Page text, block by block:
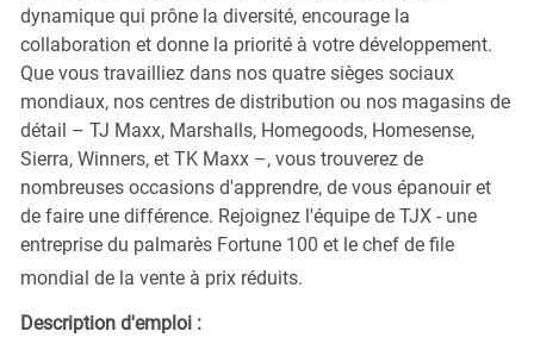
dynamique qui prône la diversité, encourage la
collaboration et donne la priorité à votre développement.
Que vous travailliez dans nos quatre sièges sociaux
mondiaux, nos centres de distribution ou nos magasins de
détail – TJ Maxx, Marshalls, Homegoods, Homesense,
Sierra, Winners, et TK Maxx –, vous trouverez de
nombreuses occasions d'apprendre, de vous épanouir et
de faire une différence. Rejoignez l'équipe de TJX - une
entreprise du palmarès Fortune 100 et le chef de file
mondial de la vente à prix réduits.
Description d'emploi :